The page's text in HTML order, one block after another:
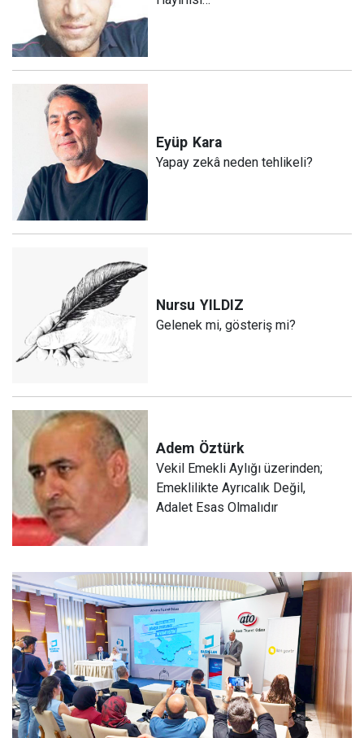
Eyüp Kara
Yapay zekâ neden tehlikeli?
Nursu YILDIZ
Gelenek mi, gösteriş mi?
Adem Öztürk
Vekil Emekli Aylığı üzerinden;
Emeklilikte Ayrıcalık Değil,
Adalet Esas Olmalıdır